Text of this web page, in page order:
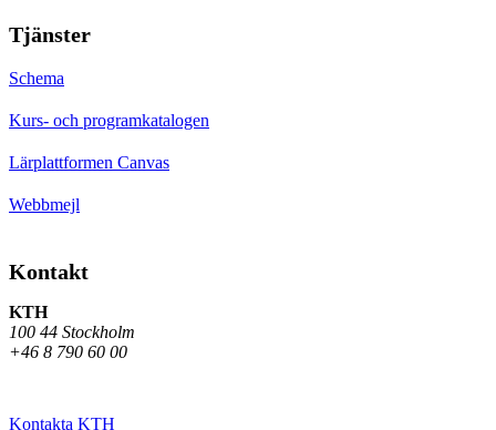
Tjänster
Schema
Kurs- och programkatalogen
Lärplattformen Canvas
Webbmejl
Kontakt
KTH
100 44 Stockholm
+46 8 790 60 00
Kontakta KTH